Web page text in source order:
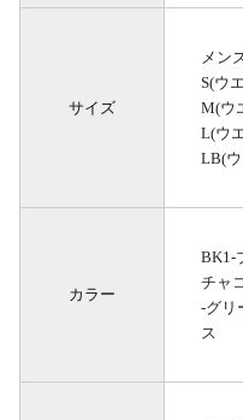
サイズ
メン
S(ウ
M(ウ
L(ウ
LB(
カラー
BK1-
チャ
-グリ
ス